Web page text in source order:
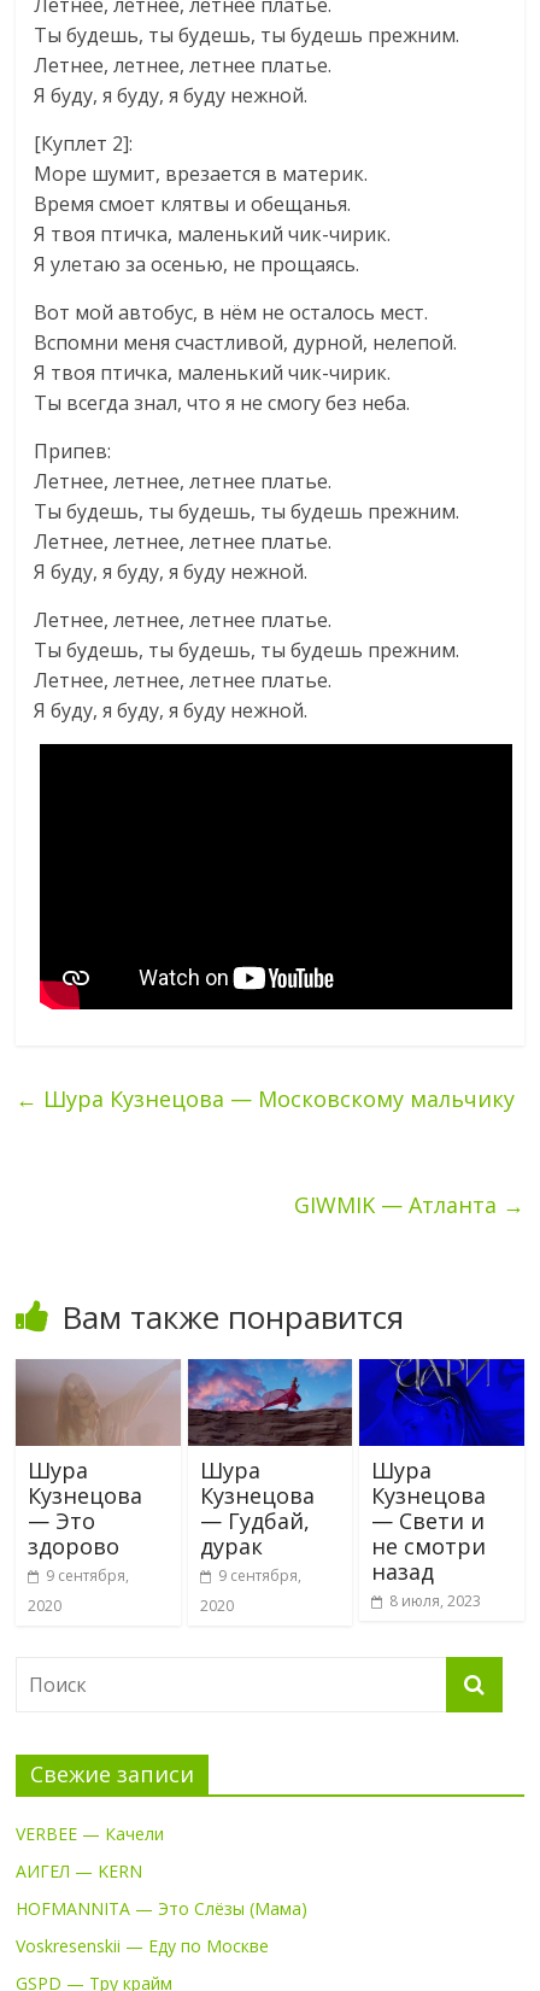
Ты будешь, ты будешь, ты будешь прежним.
Летнее, летнее, летнее платье.
Я буду, я буду, я буду нежной.
[Куплет 2]:
Море шумит, врезается в материк.
Время смоет клятвы и обещанья.
Я твоя птичка, маленький чик-чирик.
Я улетаю за осенью, не прощаясь.
Вот мой автобус, в нём не осталось мест.
Вспомни меня счастливой, дурной, нелепой.
Я твоя птичка, маленький чик-чирик.
Ты всегда знал, что я не смогу без неба.
Припев:
Летнее, летнее, летнее платье.
Ты будешь, ты будешь, ты будешь прежним.
Летнее, летнее, летнее платье.
Я буду, я буду, я буду нежной.
Летнее, летнее, летнее платье.
Ты будешь, ты будешь, ты будешь прежним.
Летнее, летнее, летнее платье.
Я буду, я буду, я буду нежной.
← Шура Кузнецова — Московскому мальчику
GIWMIK — Атланта →
Вам также понравится
Шура
Кузнецова
— Это
здорово
9 сентября,
2020
Шура
Кузнецова
— Гудбай,
дурак
9 сентября,
2020
Шура
Кузнецова
— Свети и
не смотри
назад
8 июля, 2023
Свежие записи
VERBEE — Качели
АИГЕЛ — KERN
HOFMANNITA — Это Слёзы (Мама)
Voskresenskii — Еду по Москве
GSPD — Тру крайм